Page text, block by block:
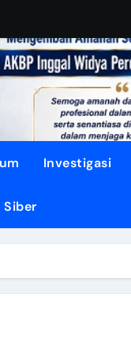
Investigasi
Siber